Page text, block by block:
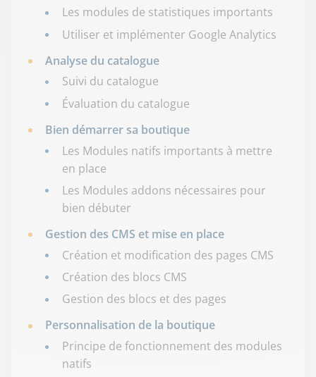
Les modules de statistiques importants
Utiliser et implémenter Google Analytics
Analyse du catalogue
Suivi du catalogue
Évaluation du catalogue
Bien démarrer sa boutique
Les Modules natifs importants à mettre
en place
Les Modules addons nécessaires pour
bien débuter
Gestion des CMS et mise en place
Création et modification des pages CMS
Création des blocs CMS
Gestion des blocs et des pages
Personnalisation de la boutique
Principe de fonctionnement des modules
natifs